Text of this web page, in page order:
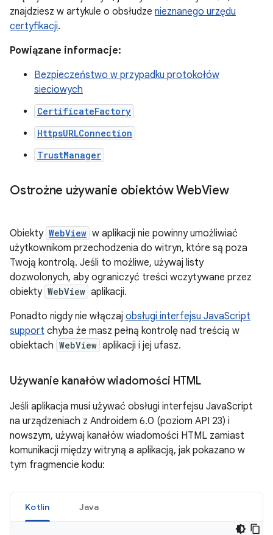
znajdziesz w artykule o obsłudze nieznanego urzędu
certyfikacji.
Powiązane informacje:
Bezpieczeństwo w przypadku protokołów
sieciowych
CertificateFactory
HttpsURLConnection
TrustManager
Ostrożne używanie obiektów WebView
Obiekty WebView w aplikacji nie powinny umożliwiać
użytkownikom przechodzenia do witryn, które są poza
Twoją kontrolą. Jeśli to możliwe, używaj listy
dozwolonych, aby ograniczyć treści wczytywane przez
obiekty WebView aplikacji.
Ponadto nigdy nie włączaj obsługi interfejsu JavaScript
support chyba że masz pełną kontrolę nad treścią w
obiektach WebView aplikacji i jej ufasz.
Używanie kanałów wiadomości HTML
Jeśli aplikacja musi używać obsługi interfejsu JavaScript
na urządzeniach z Androidem 6.0 (poziom API 23) i
nowszym, używaj kanałów wiadomości HTML zamiast
komunikacji między witryną a aplikacją, jak pokazano w
tym fragmencie kodu:
Kotlin Java